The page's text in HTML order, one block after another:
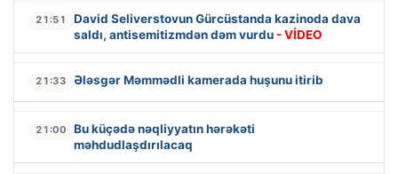
21:51
David Seliverstovun Gürcüstanda kazinoda dava
saldı, antisemitizmdən dəm vurdu - VİDEO
21:33 Ələsgər Məmmədli kamerada huşunu itirib
21:00
Bu küçədə nəqliyyatın hərəkəti
məhdudlaşdırılacaq